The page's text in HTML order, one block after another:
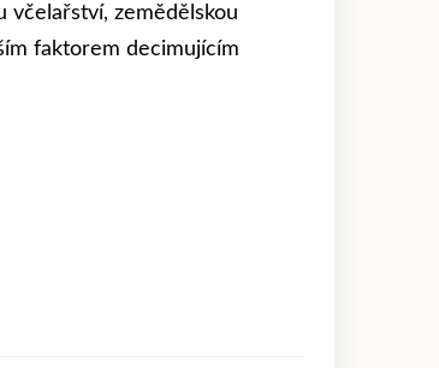
včelařství, zemědělskou
faktorem decimujícím